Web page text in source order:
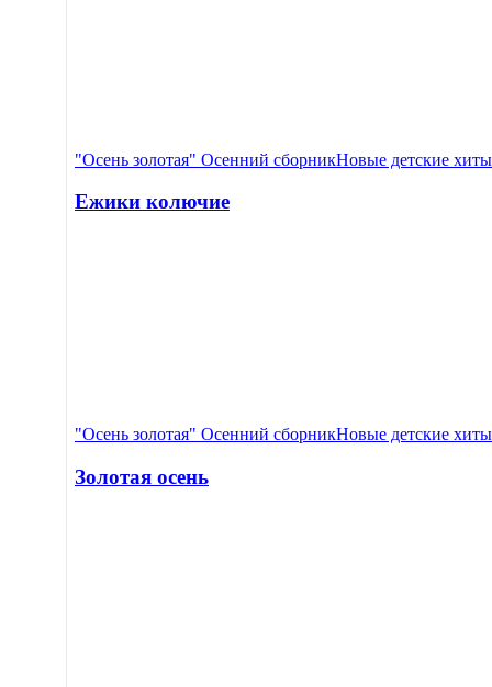
"Осень золотая" Осенний сборникНовые детские
Ежики колючие
"Осень золотая" Осенний сборникНовые детские
Золотая осень